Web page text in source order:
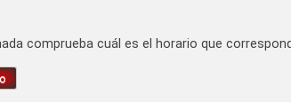
comprueba cuál es el horario que